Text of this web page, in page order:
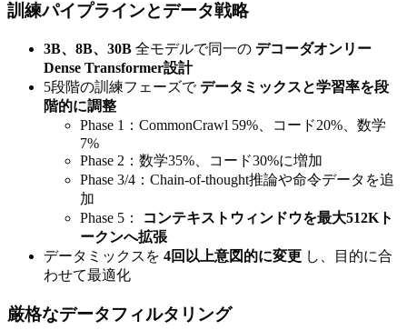
訓練パイプラインとデータ戦略
3B、8B、30B 全モデルで同一の デコーダオンリー
Dense Transformer設計
5段階の訓練フェーズでデータミックスと学習率を段
階的に調整
Phase 1：CommonCrawl 59%、コード20%、数学
7%
Phase 2：数学35%、コード30%に増加
Phase 3/4：Chain-of-thought推論や命令データを追
加
Phase 5：
コンテキストウィンドウを最大512Kト
ークンへ拡張
データミックスを 4回以上意図的に変更 し、目的に合
わせて最適化
厳格なデータフィルタリング